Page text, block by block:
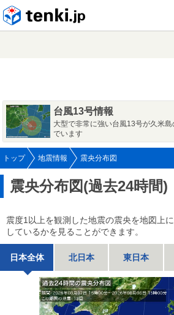
台風13号情報
大型で非常に強い台風13号が久米
でいます
トップ 地震情報 震央分布図
震央分布図(過去24時間)
震度1以上を観測した地震の震央を地図上
しているかを見ることができます。
日本全体 北日本 東日本